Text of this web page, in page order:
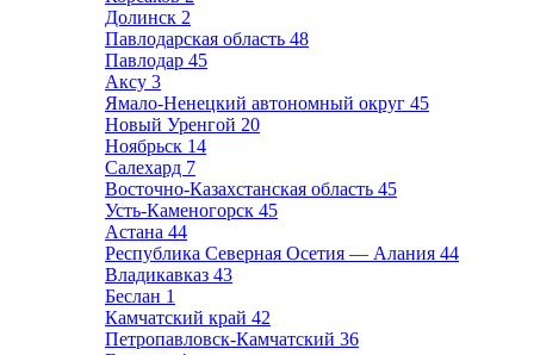
Долинск 2
Павлодарская область 48
Павлодар 45
Аксу 3
Ямало-Ненецкий автономный округ 45
Новый Уренгой 20
Ноябрьск 14
Салехард 7
Восточно-Казахстанская область 45
Усть-Каменогорск 45
Астана 44
Республика Северная Осетия — Алания 44
Владикавказ 43
Беслан 1
Камчатский край 42
Петропавловск-Камчатский 36